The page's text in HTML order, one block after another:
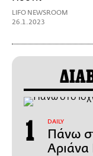
LIFO NEWSROOM
26.1.2023
DAILY
Πάνω
Αριάνα